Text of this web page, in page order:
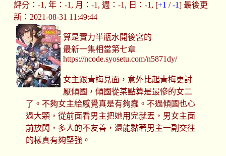
評分：-1, 年：-1, 月：-1, 週：-1, 日：-1, [+1 /-1] 最後更
新：2021-08-31 11:49:44
算是實力半瓶水開後宮的
最新一集相當第七章
https://ncode.syosetu.com/n5871dy/
女主跟青梅見面，意外比起青梅更討
厭傾國，傾國從某點算是最慘的女二
了。不夠女主給感覺真是有夠蠢。不過傾國也心
過大顆，從前面看男主把她用完就丟，男女主面
前放閃，多人的不友善，還能黏著男主一副交往
的樣真有夠堅強。